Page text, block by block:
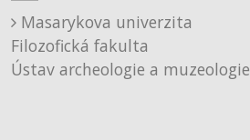
Masarykova univerzita
Filozofická fakulta
Ústav archeologie a muzeologie